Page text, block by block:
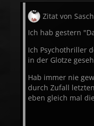
Zitat von
Ich hab gestern
Ich Psychothriller
in der Glotze
Hab immer nie
durch Zufall
eben gleich mal